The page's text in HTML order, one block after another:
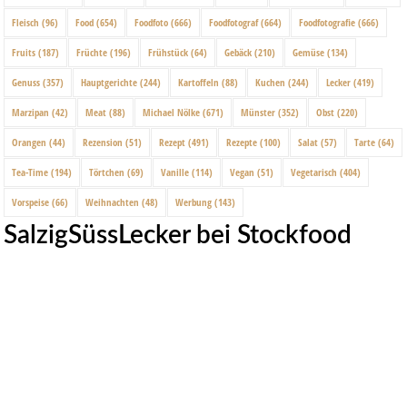
Fleisch (96) Food (654) Foodfoto (666) Foodfotograf(664) Foodfotografie (666)
Fruits (187) Früchte (196) Frühstück (64) Gebäck (210) Gemüse (134)
Genuss (357) Hauptgerichte (244) Kartoffeln (88) Kuchen (244) Lecker (419)
Marzipan (42) Meat (88) Michael Nölke (671) Münster (352) Obst (220)
Orangen (44) Rezension (51) Rezept (491) Rezepte (100) Salat (57) Tarte (64)
Tea-Time (194) Törtchen (69) Vanille (114) Vegan (51) Vegetarisch (404)
Vorspeise (66) Weihnachten (48) Werbung (143)
SalzigSüssLecker bei Stockfood